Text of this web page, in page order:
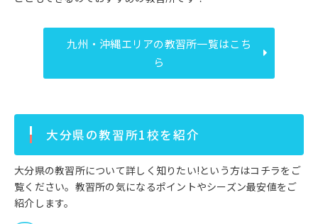
九州・沖縄エリアの教習所一覧はこち
ら
大分県の教習所1校を紹介
大分県の教習所について詳しく知りたい!という方はコチラをご
覧ください。教習所の気になるポイントやシーズン最安値をご
紹介します。